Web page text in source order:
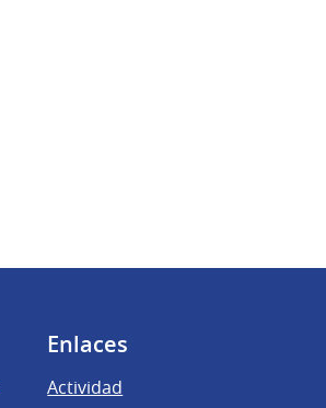
Enlaces
Actividad